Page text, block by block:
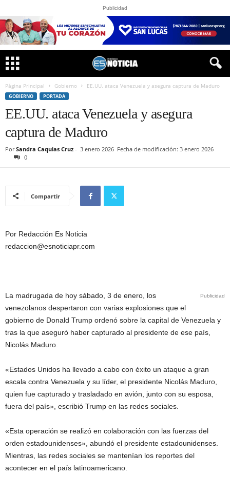
Publicidad
Página Principal Gobierno EE.UU. ataca Venezuela y asegura captura de Maduro
GOBIERNO PORTADA
EE.UU. ataca Venezuela y asegura
captura de Maduro
Por Sandra Caquias Cruz - 3 enero 2026 Fecha de modificación: 3 enero 2026
0
Compartir
Por Redacción Es Noticia
redaccion@esnoticiapr.com
Publicidad
La madrugada de hoy sábado, 3 de enero, los
venezolanos despertaron con varias explosiones que el
gobierno de Donald Trump ordenó sobre la capital de Venezuela y
tras la que aseguró haber capturado al presidente de ese país,
Nicolás Maduro.
«Estados Unidos ha llevado a cabo con éxito un ataque a gran
escala contra Venezuela y su líder, el presidente Nicolás Maduro,
quien fue capturado y trasladado en avión, junto con su esposa,
fuera del país», escribió Trump en las redes sociales.
«Esta operación se realizó en colaboración con las fuerzas del
orden estadounidenses», abundó el presidente estadounidenses.
Mientras, las redes sociales se mantenían los reportes del
acontecer en el país latinoamericano.